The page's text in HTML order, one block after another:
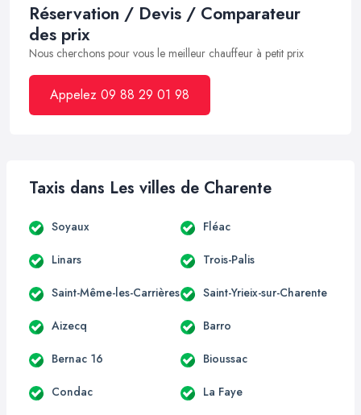
Réservation / Devis / Comparateur
des prix
Nous cherchons pour vous le meilleur chauffeur à petit prix
Appelez 09 88 29 01 98
Taxis dans Les villes de Charente
Soyaux Fléac
Linars Trois-Palis
Saint-Même-les-Carrières Saint-Yrieix-sur-Charente
Aizecq Barro
Bernac 16 Bioussac
Condac La Faye